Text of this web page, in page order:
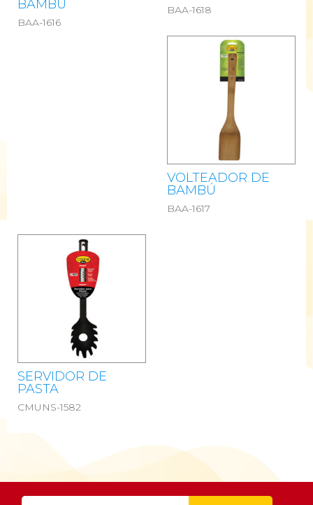
BAMBÚ
BAA-1616
BAA-1618
VOLTEADOR DE
BAMBÚ
BAA-1617
SERVIDOR DE
PASTA
CMUNS-1582